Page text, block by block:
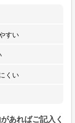
すい
くい
あればご記入く